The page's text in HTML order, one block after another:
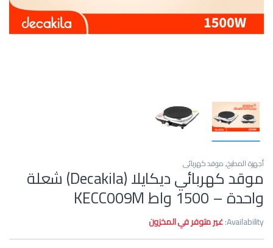
أجهزة المطبخ,موقد كهربائي
موقد كهربائي ديكايلا (Decakila) شعلة
واحدة – 1500 واط KECC009M
Availability: غير متوفر في المخزون